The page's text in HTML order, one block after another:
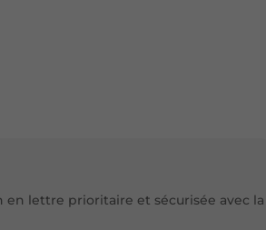
lettre prioritaire et sécurisée avec la